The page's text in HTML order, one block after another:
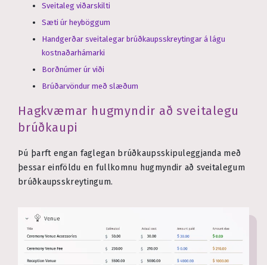
Sveitaleg viðarskilti
Sæti úr heyböggum
Handgerðar sveitalegar brúðkaupsskreytingar á lágu
kostnaðarhámarki
Borðnúmer úr viði
Brúðarvöndur með slæðum
Hagkvæmar hugmyndir að sveitalegu
brúðkaupi
Þú þarft engan faglegan brúðkaupsskipuleggjanda með
þessar einföldu en fullkomnu hugmyndir að sveitalegum
brúðkaupsskreytingum.